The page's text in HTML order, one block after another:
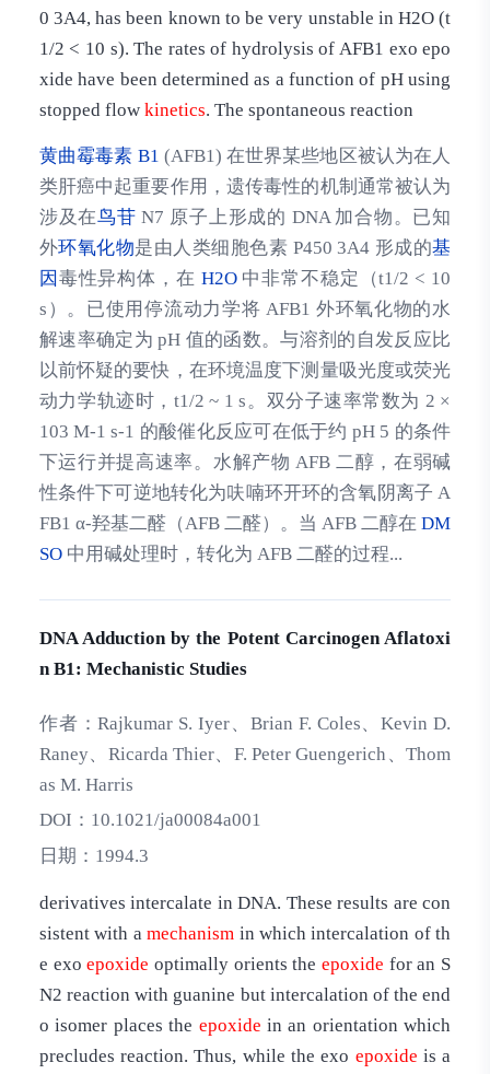
0 3A4, has been known to be very unstable in H2O (t
1/2 < 10 s). The rates of hydrolysis of AFB1 exo epo
xide have been determined as a function of pH using
stopped flow kinetics. The spontaneous reaction
黄曲霉毒素 B1 (AFB1) 在世界某些地区被认为在人
类肝癌中起重要作用，遗传毒性的机制通常被认为
涉及在鸟苷 N7 原子上形成的 DNA 加合物。已知
外环氧化物是由人类细胞色素 P450 3A4 形成的基
因 毒性异构体，在 H2O中非常不稳定（t1/2 < 10
s）。已使用停流动力学将 AFB1 外环氧化物的水
解速率确定为 pH 值的函数。与溶剂的自发反应比
以前怀疑的要快，在环境温度下测量吸光度或荧光
动力学轨迹时，t1/2 ~ 1 s。双分子速率常数为 2 ×
103 M-1 s-1 的酸催化反应可在低于约 pH 5 的条件
下运行并提高速率。水解产物 AFB 二醇，在弱碱
性条件下可逆地转化为呋喃环开环的含氧阴离子 A
FB1 α-羟基二醛（AFB 二醛）。当 AFB 二醇在DM
SO中用碱处理时，转化为 AFB 二醛的过程...
DNA Adduction by the Potent Carcinogen Aflatoxi
n B1: Mechanistic Studies
作者：Rajkumar S. Iyer、Brian F. Coles、Kevin D.
Raney、Ricarda Thier、F. Peter Guengerich、Thom
as M. Harris
DOI： 10.1021/ja00084a001
日期： 1994.3
derivatives intercalate in DNA. These results are con
sistent with amechanism in which intercalation of th
e exoepoxide optimally orients theepoxide for an S
N2 reaction with guanine but intercalation of the end
o isomer places the epoxide in an orientation which
precludes reaction. Thus, while the exo epoxide is a